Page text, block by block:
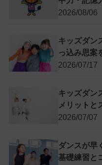
2026/08/06
キッズダン
っ込み思案
2026/07/17
キッズダン
メリットと
2026/07/07
ダンスが早
基礎練習と